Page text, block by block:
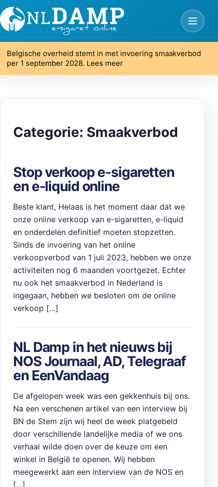
Belgische overheid stemt in met invoering smaakverbod
per 1 september 2028. Lees meer
Categorie: Smaakverbod
Stop verkoop e-sigaretten
en e-liquid online
Beste klant, Helaas is het moment daar dat we
onze online verkoop van e-sigaretten, e-liquid
en onderdelen definitief moeten stopzetten.
Sinds de invoering van het online
verkoopverbod van 1 juli 2023, hebben we onze
activiteiten nog 6 maanden voortgezet. Echter
nu ook het smaakverbod in Nederland is
ingegaan, hebben we besloten om de online
verkoop […]
NL Damp in het nieuws bij
NOS Journaal, AD, Telegraaf
en EenVandaag
De afgelopen week was een gekkenhuis bij ons.
Na een verschenen artikel van een interview bij
BN de Stem zijn wij heel de week platgebeld
door verschillende landelijke media of we ons
verhaal wilde doen over de keuze om een
winkel in België te openen. Wij hebben
meegewerkt aan een interview van de NOS en
[…]